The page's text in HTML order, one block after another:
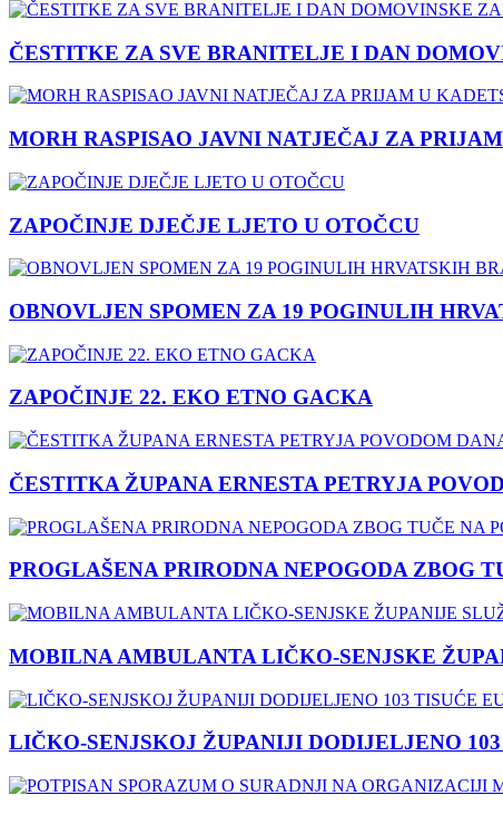
ČESTITKE ZA SVE BRANITELJE I DAN
MORH RASPISAO JAVNI NATJEČAJ ZA
ZAPOČINJE DJEČJE LJETO U OTOČCU
OBNOVLJEN SPOMEN ZA 19 POGINULIH
ZAPOČINJE 22. EKO ETNO GACKA
ČESTITKA ŽUPANA ERNESTA PETRYJA
PROGLAŠENA PRIRODNA NEPOGODA ZBOG
MOBILNA AMBULANTA LIČKO-SENJSKE
LIČKO-SENJSKOJ ŽUPANIJI DODIJELJENO